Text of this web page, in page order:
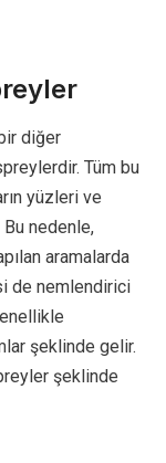
diğer
Tüm bu
yüzleri ve
nedenle,
aramalarda
de nemlendirici
şeklinde gelir.
şeklinde